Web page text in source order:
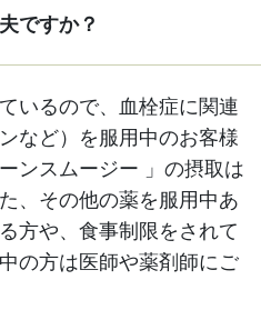
ですか？
いるので、血栓症に関連
など）を服用中のお客様
ンスムージー 」の摂取は
、その他の薬を服用中あ
方や、食事制限をされて
の方は医師や薬剤師にご